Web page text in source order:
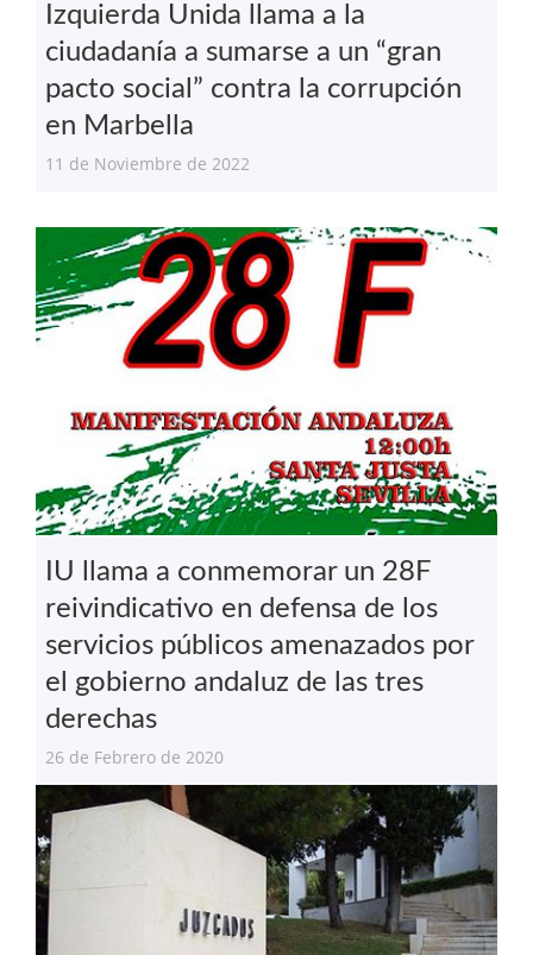
Izquierda Unida llama a la
ciudadanía a sumarse a un “gran
pacto social” contra la corrupción
en Marbella
11 de Noviembre de 2022
IU llama a conmemorar un 28F
reivindicativo en defensa de los
servicios públicos amenazados por
el gobierno andaluz de las tres
derechas
26 de Febrero de 2020